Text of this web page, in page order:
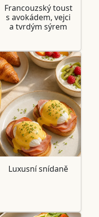
Francouzský toust
s avokádem, vejci
a tvrdým sýrem
Luxusní snídaně